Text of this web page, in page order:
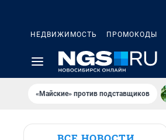
НЕДВИЖИМОСТЬ ПРОМОКОДЫ
«Майские» против подставщиков